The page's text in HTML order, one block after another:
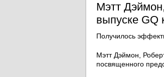
Мэтт
выпуске GQ
Получилось
Мэтт Дэймон,
посвященного